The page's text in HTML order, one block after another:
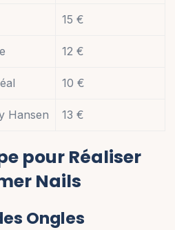
15 €
12 €
10 €
Hansen 13 €
pour Réaliser
Nails
Ongles